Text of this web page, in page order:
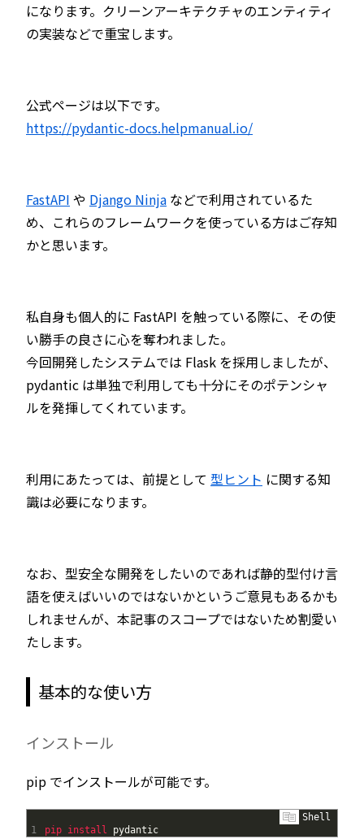
になります。クリーンアーキテクチャのエンティティ
の実装などで重宝します。
公式ページは以下です。
https://pydantic-docs.helpmanual.io/
FastAPI や Django Ninja などで利用されているた
め、これらのフレームワークを使っている方はご存知
かと思います。
私自身も個人的に FastAPI を触っている際に、その使
い勝手の良さに心を奪われました。
今回開発したシステムでは Flask を採用しましたが、
pydantic は単独で利用しても十分にそのポテンシャ
ルを発揮してくれています。
利用にあたっては、前提として 型ヒント に関する知
識は必要になります。
なお、型安全な開発をしたいのであれば静的型付け言
語を使えばいいのではないかというご意見もあるかも
しれませんが、本記事のスコープではないため割愛い
たします。
基本的な使い方
インストール
pip でインストールが可能です。
Shell
1
pip install pydantic